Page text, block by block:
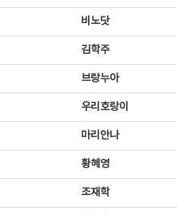
비노닷
김학주
브랑누아
우리호랑이
마리안나
황혜영
조재학